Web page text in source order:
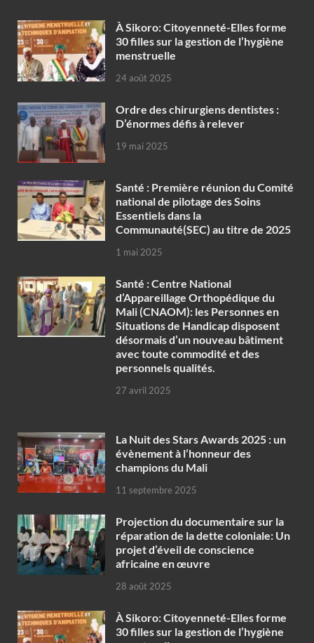
À Sikoro: Citoyenneté-Elles forme
30 filles sur la gestion de l’hygiène
menstruelle
24 août 2025
Ordre des chirurgiens dentistes :
D’énormes défis à relever
19 mai 2025
Santé : Première réunion du Comité
national de pilotage des Soins
Essentiels dans la
Communauté(SEC) au titre de 2025
1 mai 2025
Santé : Centre National
d’Appareillage Orthopédique du
Mali (CNAOM): les Personnes en
Situations de Handicap disposent
désormais d’un nouveau bâtiment
avec toute commodité et des
personnels qualités.
27 avril 2025
‎La Nuit des Stars Awards 2025 : un
évènement à l’honneur des
champions du Mali
11 septembre 2025
Projection du documentaire sur la
réparation de la dette coloniale: Un
projet d’éveil de conscience
africaine en œuvre‎
28 août 2025
À Sikoro: Citoyenneté-Elles forme
30 filles sur la gestion de l’hygiène